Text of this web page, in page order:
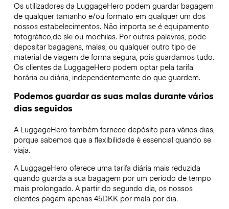
Os utilizadores da LuggageHero podem guardar bagagem
de qualquer tamanho e/ou formato em qualquer um dos
nossos estabelecimentos. Não importa se é equipamento
fotográfico,de ski ou mochilas. Por outras palavras, pode
depositar bagagens, malas, ou qualquer outro tipo de
material de viagem de forma segura, pois guardamos tudo.
Os clientes da LuggageHero podem optar pela tarifa
horária ou diária, independentemente do que guardem.
Podemos guardar as suas malas durante vários
dias seguidos
A LuggageHero também fornece depósito para vários dias,
porque sabemos que a flexibilidade é essencial quando se
viaja.
A LuggageHero oferece uma tarifa diária mais reduzida
quando guarda a sua bagagem por um período de tempo
mais prolongado. A partir do segundo dia, os nossos
clientes pagam apenas 45DKK por mala por dia.